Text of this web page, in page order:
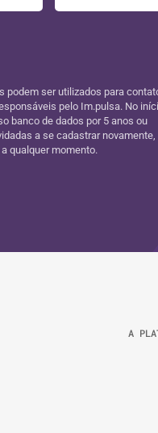
podem ser utilizados para
pelo Im.pulsa. No
banco de dados por 5 anos ou
a se cadastrar novamente,
qualquer momento.
A